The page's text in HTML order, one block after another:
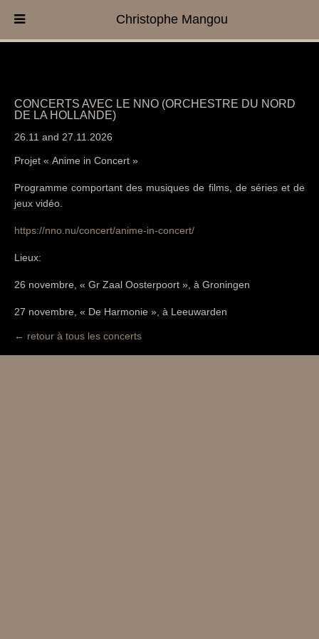
CONCERTS AVEC LE NNO (ORCHESTRE DU NORD
DE LA HOLLANDE)
26.11 and 27.11.2026
Projet « Anime in Concert »
Programme comportant des musiques de films, de séries et de
jeux vidéo.
https://nno.nu/concert/anime-in-concert/
Lieux:
26 novembre, « Gr Zaal Oosterpoort », à Groningen
27 novembre, « De Harmonie », à Leeuwarden
← retour à tous les concerts
Christophe Mangou